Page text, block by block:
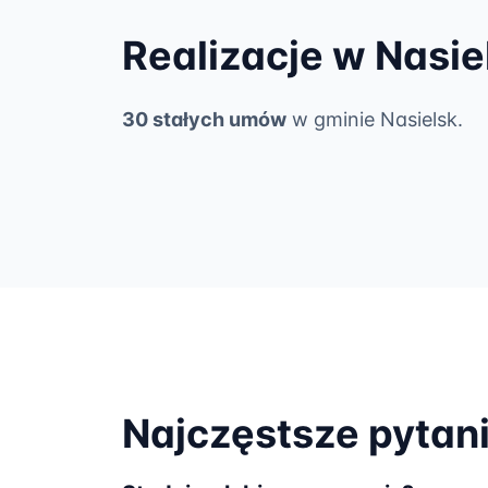
Realizacje w
30 stałych umów w gminie Nasielsk.
Najczęstsze